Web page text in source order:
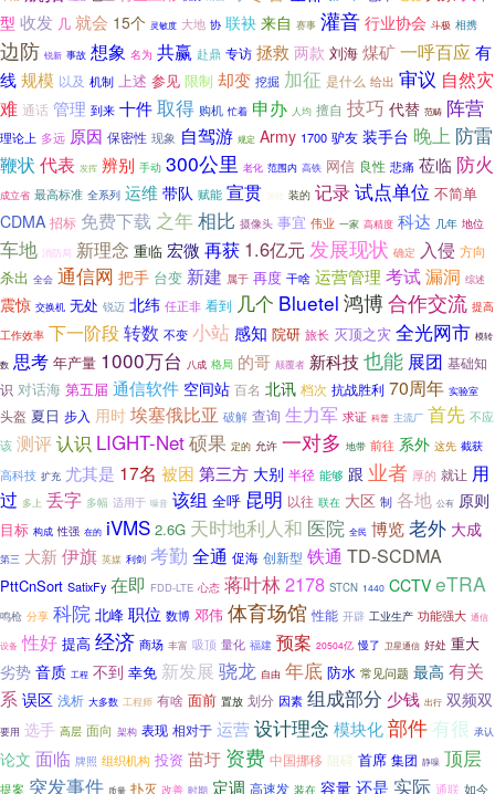
型 收发 几 就会 15个 灵敏度 大地 协 联袂 来自 赛事 灌音 行业协会 斗极 相携
边防 锐新 事故 想象 名为 共赢 赴鼎 专访 拯救 两款 刘海 煤矿一呼百应有
线规模 以及 机制 上述 参见 限制 却变 挖掘 加征 是什么 给出 审议 自然灾
难 通话 管理 到来 十件取得 购机 忙着 申办 人均 擅自 技巧 代替 范畴 阵营
理论上 多远 原因 保密性 现象 自驾游 规定 Army 1700 驴友 装手台 晚上 防雷
鞭状 代表 发挥 辨别 手动 300公里 老化 范围内 高铁 网信 良性 悲痛 莅临 防火
成立省 最高标准 全系列 运维 带队 赋能 宣贯 深处 装的 记录试点单位 不简单
CDMA 招标 免费下载 之年相比 摄像头 事宜 伟业 一家 高精度 科达 几年 地位
车地 消防局 新理念 重临 宏微 再获 1.6亿元 发展现状 确定 入侵 方向
杀出 全会 通信网 把手 台变 新建 属于 再度 干啥 运营管理 考试漏洞 综述
震惊 交换机 无处 锐迈 北纬 任正非 看到 几个 Bluetel 鸿博合作交流 提高
工作效率 下一阶段转数 不变 小站感知 院研 旅长 灭顶之灾 全光网市 模转
数 思考 年产量 1000万台 八成 格局 的哥 颠覆者 新科技也能 展团 基础知
识 对话海 第五届 通信软件 空间站 百名 北讯 档次 抗战胜利 70周年 实验室
头盔 夏日 步入 用时 埃塞俄比亚 破解 查询 生力军 求证 科普 主流厂 首先 不应
该 测评认识 LIGHT-Net硕果 定的 允许 一对多 地带 前往 系外 这先 截获
高科技 扩充 尤其是 17名 被困 第三方 大别 半径 能够 跟 业者 厚的 就让 用
过 多上 丢字 多幅 适用于 噪音 该组 全呼 昆明 以往 联在 大区 制 各地 公有 原则
目标 构成 性强 在的 iVMS 2.6G 天时地利人和 医院 全民 博览老外 大成
第三 大新 伊旗 英媒 利剑 考勤 全通 促海 创新型 铁通 TD-SCDMA
PttCnSort SatixFy 在即 FDD-LTE 心态 蒋叶林2178 STCN 1440 CCTV eTRA
鸣枪 分享 科院 北峰 职位 数博 邓伟 体育场馆 性能 开辟 工业生产 功能强大 通信
设备 性好 提高 经济 商场 丰富 吸顶 量化 福建 预案 20504亿 慢了 卫星通信 好处 重大
劣势 音质 工程 不到 幸免 新发展 骁龙 自由 年底 防水 常见问题 最高 有关
系 误区 浅析 大多数 工程师 有啥 面前 置放 划分 因素 组成部分 少钱 出行 双频双
要用 选手 高层 面向 架构 表现 相对于 运营设计理念 模块化部件 有很 承认
论文 面临 牌照 组织机构 投资 苗圩 资费 中国挪移 阻碍 首席 集团 静噪 顶层
提案 突发事件 质量 扑灭 改善 时期 定调 高速发 装在 容量 还是 实际 通联 如今